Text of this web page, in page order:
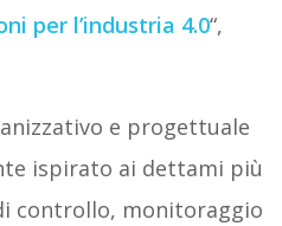
per l’industria 4.0“,
e progettuale
ispirato ai dettami più
controllo, monitoraggio